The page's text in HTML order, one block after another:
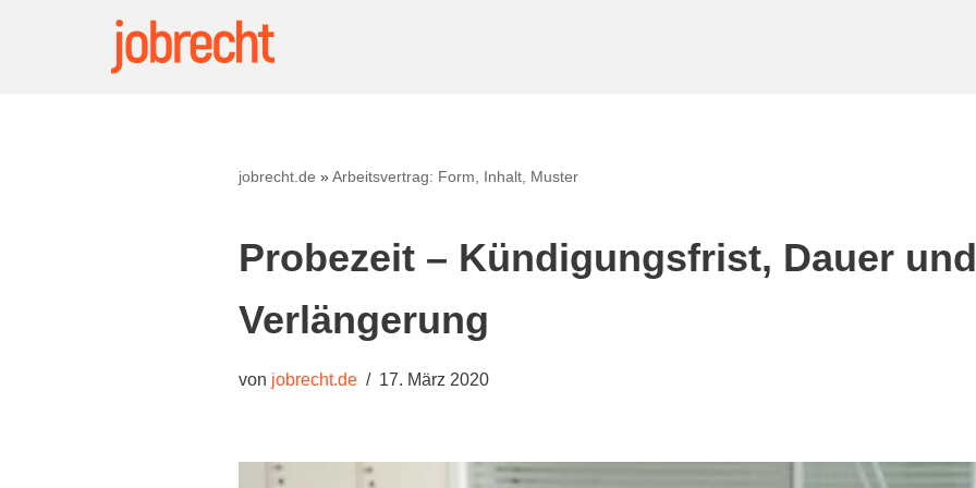
jobrecht.de »Arbeitsvertrag: Form, Inhalt, Muster
Probezeit – Kündigungsfrist, Dauer und
Verlängerung
von jobrecht.de 17. März 2020